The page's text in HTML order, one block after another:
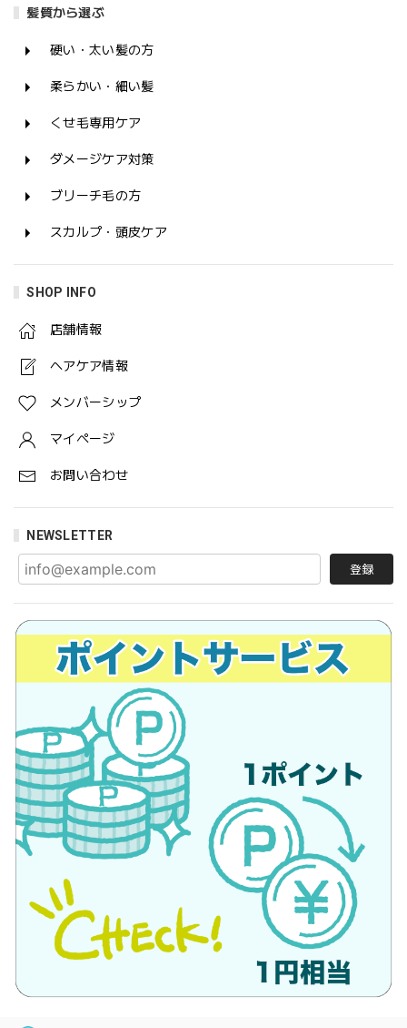
髪質から選ぶ
硬い・太い髪の方
柔らかい・細い髪
くせ毛専用ケア
ダメージケア対策
ブリーチ毛の方
スカルプ・頭皮ケア
SHOP INFO
店舗情報
ヘアケア情報
メンバーシップ
マイページ
お問い合わせ
NEWSLETTER
登録